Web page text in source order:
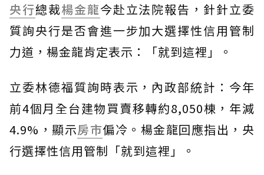
央行總裁楊金龍今赴立法院報告，針針立委
質詢央行是否會進一步加大選擇性信用管制
力道，楊金龍肯定表示：「就到這裡」。
立委林德福質詢時表示，內政部統計：今年
前4個月全台建物買賣移轉約8,050棟，年減
4.9%，顯示房市偏冷。楊金龍回應指出，央
行選擇性信用管制「就到這裡」。